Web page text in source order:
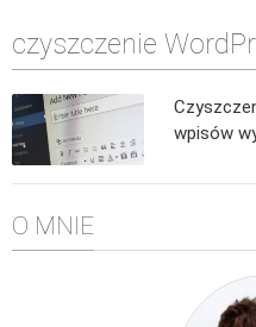
Metody
czyszczenie
wpisów
O MNIE